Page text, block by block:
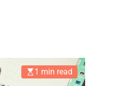
1 min read